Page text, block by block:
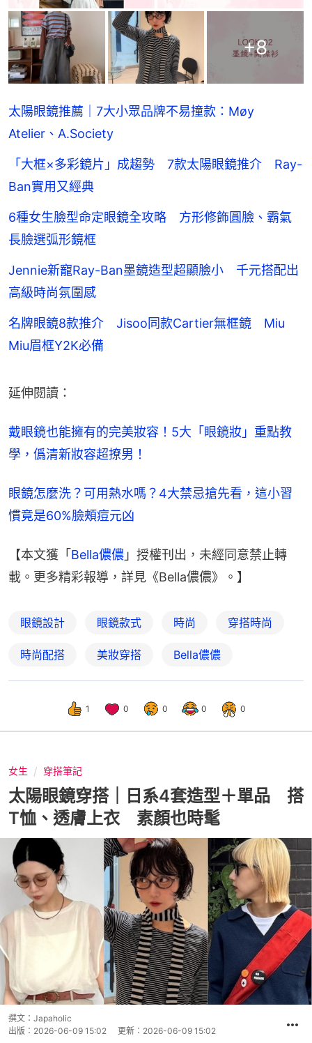
+8
太陽眼鏡推薦｜7大小眾品牌不易撞款：Møy
Atelier、A.Society
「大框×多彩鏡片」成趨勢 7款太陽眼鏡推介 Ray-
Ban實用又經典
6種女生臉型命定眼鏡全攻略 方形修飾圓臉、霸氣
長臉選弧形鏡框
Jennie新寵Ray-Ban墨鏡造型超顯臉小 千元搭配出
高級時尚氛圍感
名牌眼鏡8款推介 Jisoo同款Cartier無框鏡 Miu
Miu眉框Y2K必備
延伸閱讀：
戴眼鏡也能擁有的完美妝容！5大「眼鏡妝」重點教
學，僞清新妝容超撩男！
眼鏡怎麼洗？可用熱水嗎？4大禁忌搶先看，這小習
慣竟是60%臉頰痘元凶
【本文獲「 Bella儂儂 」授權刊出，未經同意禁止轉
載。更多精彩報導，詳見《Bella儂儂》。】
眼鏡設計 眼鏡款式 時尚 穿搭時尚
時尚配搭 美妝穿搭 Bella儂儂
1 0 0 0 0
女生 穿搭筆記
太陽眼鏡穿搭｜日系4套造型＋單品 搭
T恤、透膚上衣 素顏也時髦
撰文： Japaholic
出版： 2026-06-09 15:02 更新： 2026-06-09 15:02